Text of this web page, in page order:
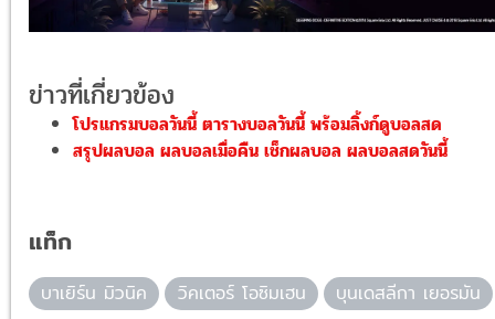
ข่าวที่เกี่ยวข้อง
โปรแกรมบอลวันนี้ ตารางบอลวันนี้ พร้อมลิ้งก์ดูบอลสด
สรุปผลบอล ผลบอลเมื่อคืน เช็กผลบอล ผลบอลสดวันนี้
แท็ก
บาเยิร์น มิวนิค วิคเตอร์ โอซิมเฮน
บุนเดสลีกา เยอรมัน